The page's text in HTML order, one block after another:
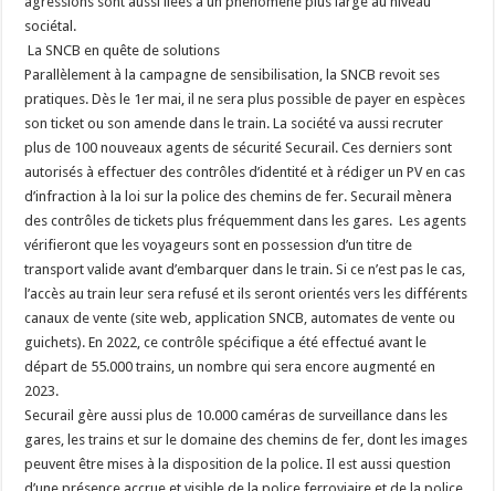
sociétal.
La SNCB en quête de solutions
Parallèlement à la campagne de sensibilisation, la SNCB revoit ses
pratiques. Dès le 1er mai, il ne sera plus possible de payer en espèces
son ticket ou son amende dans le train. La société va aussi recruter
plus de 100 nouveaux agents de sécurité Securail. Ces derniers sont
autorisés à effectuer des contrôles d’identité et à rédiger un PV en cas
d’infraction à la loi sur la police des chemins de fer. Securail mènera
des contrôles de tickets plus fréquemment dans les gares. ​ Les agents
vérifieront que les voyageurs sont en possession d’un titre de
transport valide avant d’embarquer dans le train. Si ce n’est pas le cas,
l’accès au train leur sera refusé et ils seront orientés vers les différents
canaux de vente (site web, application SNCB, automates de vente ou ​
guichets). En 2022, ce contrôle spécifique a été effectué avant le
départ de 55.000 trains, un nombre qui sera encore augmenté en
2023.
Securail gère aussi plus de 10.000 caméras de surveillance dans les
gares, les trains et sur le domaine des chemins de fer, dont les images
peuvent être mises à la disposition de la police. Il est aussi question